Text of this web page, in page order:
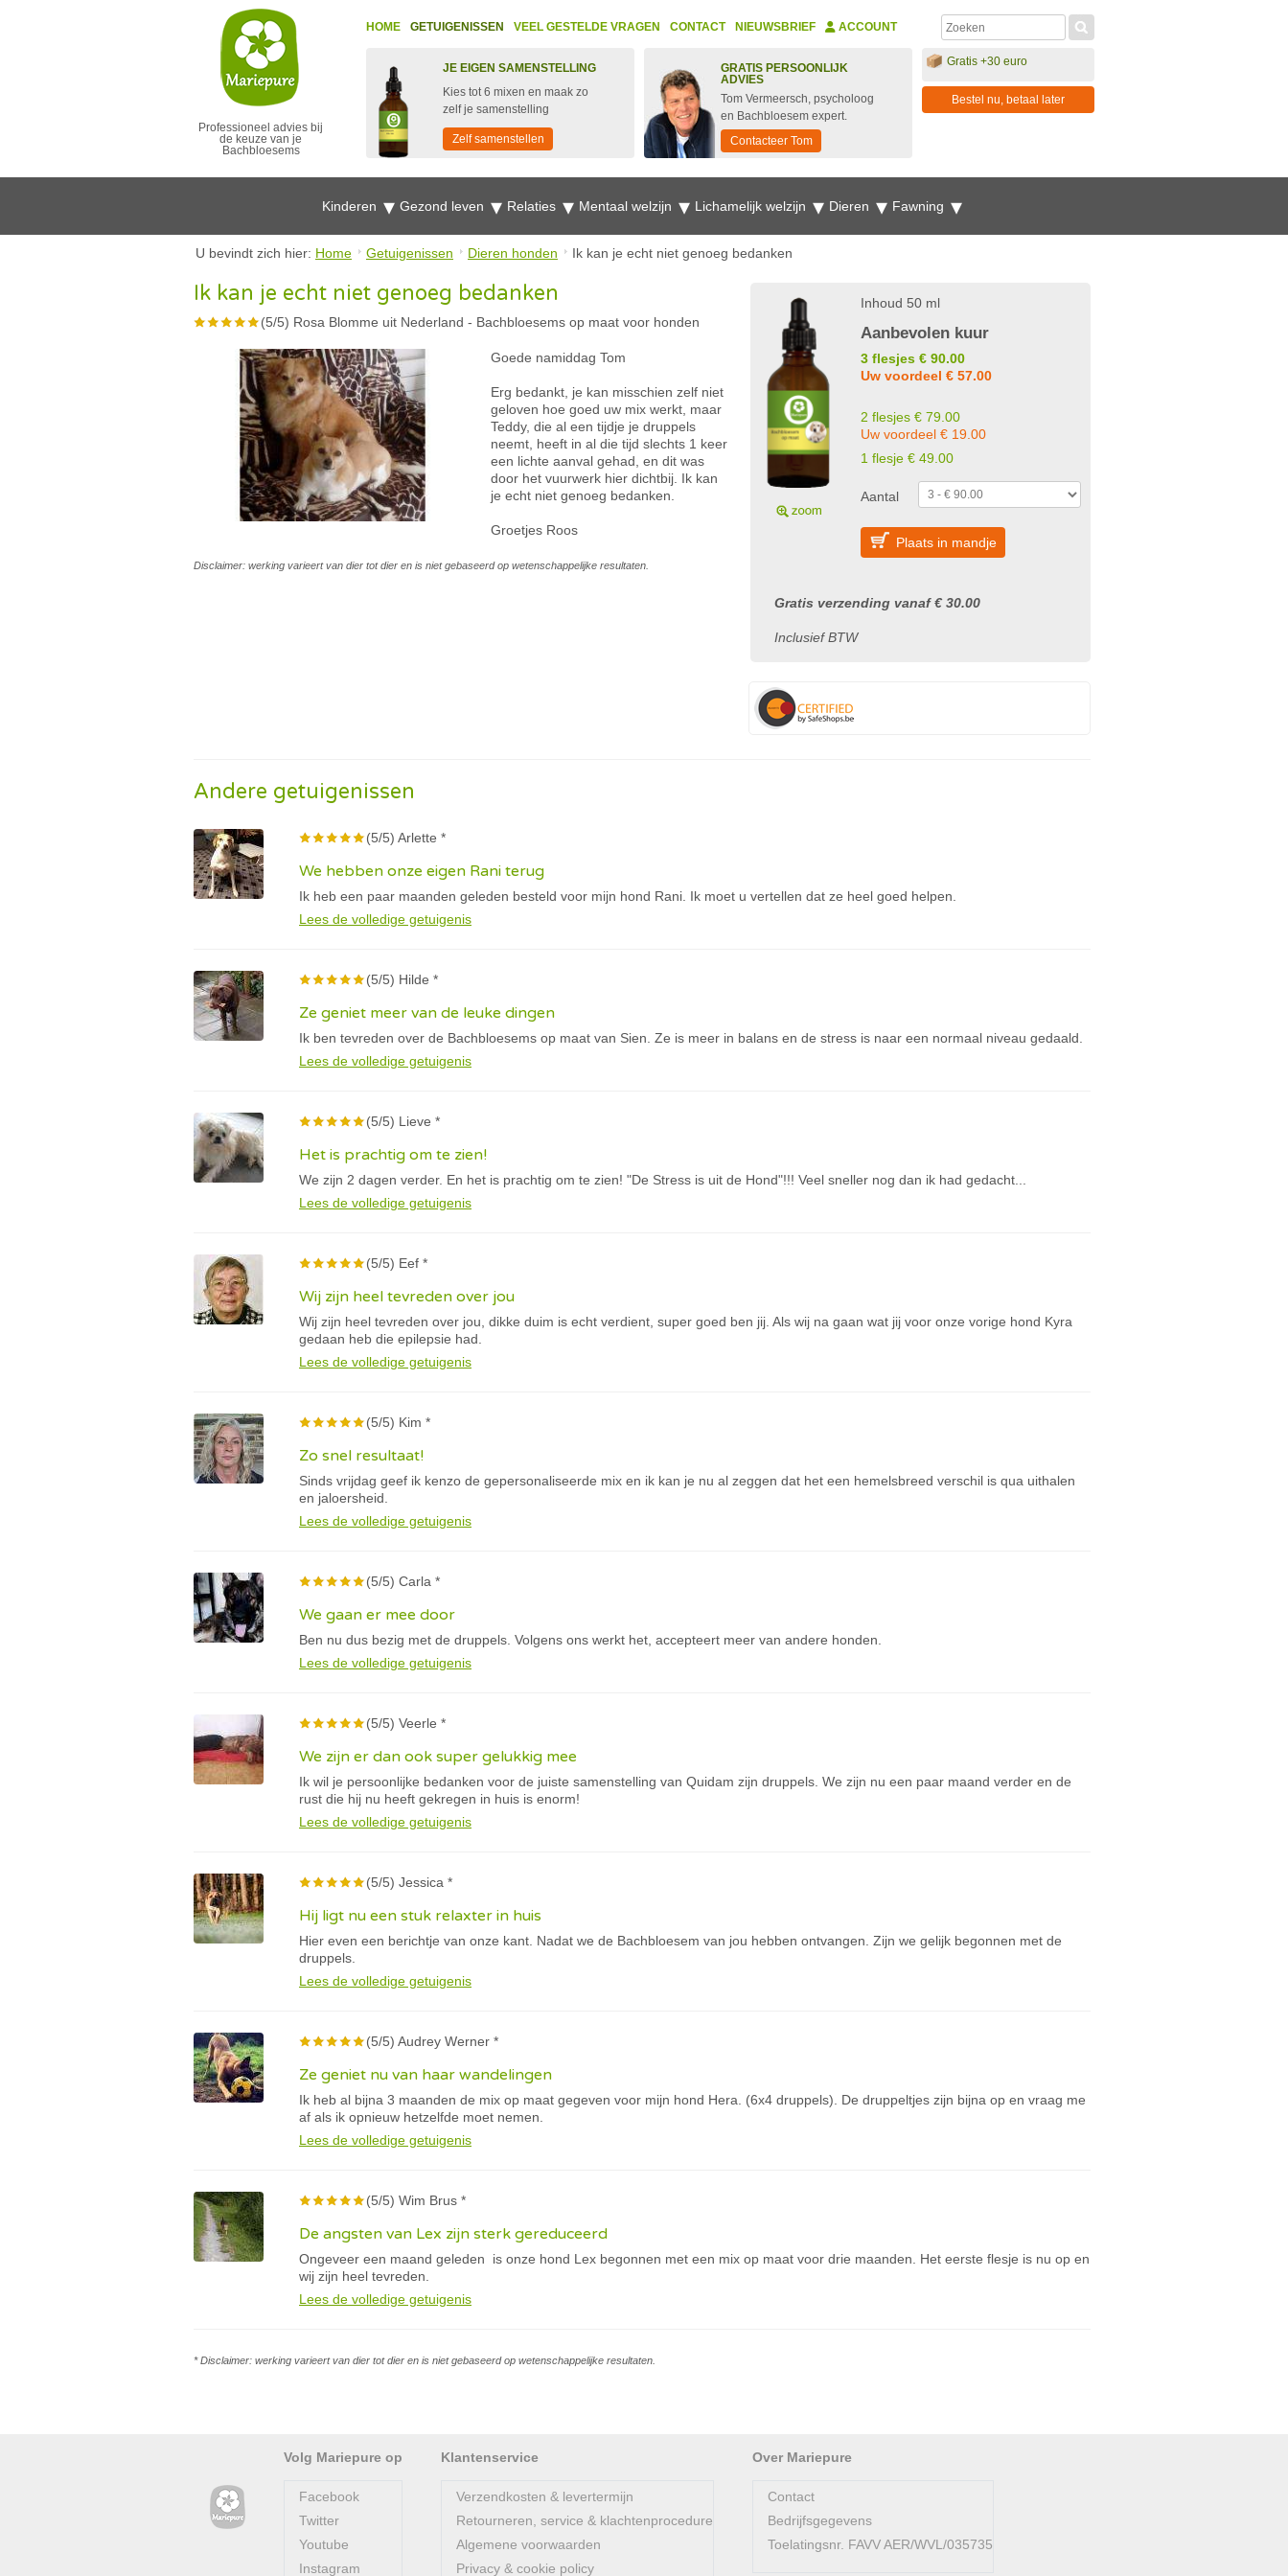
Professioneel advies bij
de keuze van je
Bachbloesems
HOME GETUIGENISSEN VEEL GESTELDE VRAGEN CONTACT NIEUWSBRIEF ACCOUNT
JE EIGEN SAMENSTELLING
Kies tot 6 mixen en maak zo
zelf je samenstelling
Zelf samenstellen
GRATIS PERSOONLIJK
ADVIES
Tom Vermeersch, psycholoog
en Bachbloesem expert.
Contacteer Tom
Gratis +30 euro
Bestel nu, betaal later
Kinderen Gezond leven Relaties Mentaal welzijn Lichamelijk welzijn Dieren Fawning
U bevindt zich hier: Home Getuigenissen Dieren honden Ik kan je echt niet genoeg bedanken
Ik kan je echt niet genoeg bedanken
(5/5) Rosa Blomme uit Nederland - Bachbloesems op maat voor honden
Goede namiddag Tom
Erg bedankt, je kan misschien zelf niet
geloven hoe goed uw mix werkt, maar
Teddy, die al een tijdje je druppels
neemt, heeft in al die tijd slechts 1 keer
een lichte aanval gehad, en dit was
door het vuurwerk hier dichtbij. Ik kan
je echt niet genoeg bedanken.
Groetjes Roos
Disclaimer: werking varieert van dier tot dier en is niet gebaseerd op wetenschappelijke resultaten.
Inhoud 50 ml
Aanbevolen kuur
3 flesjes € 90.00
Uw voordeel € 57.00
2 flesjes € 79.00
Uw voordeel € 19.00
1 flesje € 49.00
Aantal
Plaats in mandje
Gratis verzending vanaf € 30.00
Inclusief BTW
Andere getuigenissen
(5/5) Arlette *
We hebben onze eigen Rani terug
Ik heb een paar maanden geleden besteld voor mijn hond Rani. Ik moet u vertellen dat ze heel goed helpen.
Lees de volledige getuigenis
(5/5) Hilde *
Ze geniet meer van de leuke dingen
Ik ben tevreden over de Bachbloesems op maat van Sien. Ze is meer in balans en de stress is naar een normaal niveau gedaald.
Lees de volledige getuigenis
(5/5) Lieve *
Het is prachtig om te zien!
We zijn 2 dagen verder. En het is prachtig om te zien! "De Stress is uit de Hond"!!! Veel sneller nog dan ik had gedacht...
Lees de volledige getuigenis
(5/5) Eef *
Wij zijn heel tevreden over jou
Wij zijn heel tevreden over jou, dikke duim is echt verdient, super goed ben jij. Als wij na gaan wat jij voor onze vorige hond Kyra
gedaan heb die epilepsie had.
Lees de volledige getuigenis
(5/5) Kim *
Zo snel resultaat!
Sinds vrijdag geef ik kenzo de gepersonaliseerde mix en ik kan je nu al zeggen dat het een hemelsbreed verschil is qua uithalen
en jaloersheid.
Lees de volledige getuigenis
(5/5) Carla *
We gaan er mee door
Ben nu dus bezig met de druppels. Volgens ons werkt het, accepteert meer van andere honden.
Lees de volledige getuigenis
(5/5) Veerle *
We zijn er dan ook super gelukkig mee
Ik wil je persoonlijke bedanken voor de juiste samenstelling van Quidam zijn druppels. We zijn nu een paar maand verder en de
rust die hij nu heeft gekregen in huis is enorm!
Lees de volledige getuigenis
(5/5) Jessica *
Hij ligt nu een stuk relaxter in huis
Hier even een berichtje van onze kant. Nadat we de Bachbloesem van jou hebben ontvangen. Zijn we gelijk begonnen met de
druppels.
Lees de volledige getuigenis
(5/5) Audrey Werner *
Ze geniet nu van haar wandelingen
Ik heb al bijna 3 maanden de mix op maat gegeven voor mijn hond Hera. (6x4 druppels). De druppeltjes zijn bijna op en vraag me
af als ik opnieuw hetzelfde moet nemen.
Lees de volledige getuigenis
(5/5) Wim Brus *
De angsten van Lex zijn sterk gereduceerd
Ongeveer een maand geleden is onze hond Lex begonnen met een mix op maat voor drie maanden. Het eerste flesje is nu op en
wij zijn heel tevreden.
Lees de volledige getuigenis
* Disclaimer: werking varieert van dier tot dier en is niet gebaseerd op wetenschappelijke resultaten.
Volg Mariepure op
Facebook
Twitter
Youtube
Instagram
Klantenservice
Verzendkosten & levertermijn
Retourneren, service & klachtenprocedure
Algemene voorwaarden
Privacy & cookie policy
Over Mariepure
Contact
Bedrijfsgegevens
Toelatingsnr. FAVV AER/WVL/035735